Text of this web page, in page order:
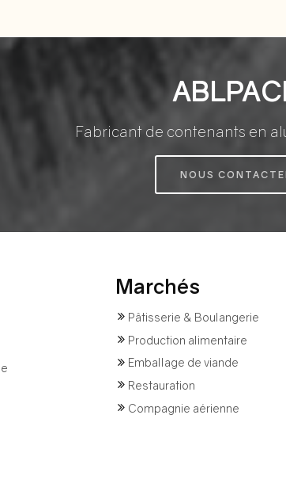
Fabricant de contenants en
NOUS
Marchés
Pâtisserie & Boulangerie
Production alimentaire
Emballage de viande
Restauration
Compagnie aérienne